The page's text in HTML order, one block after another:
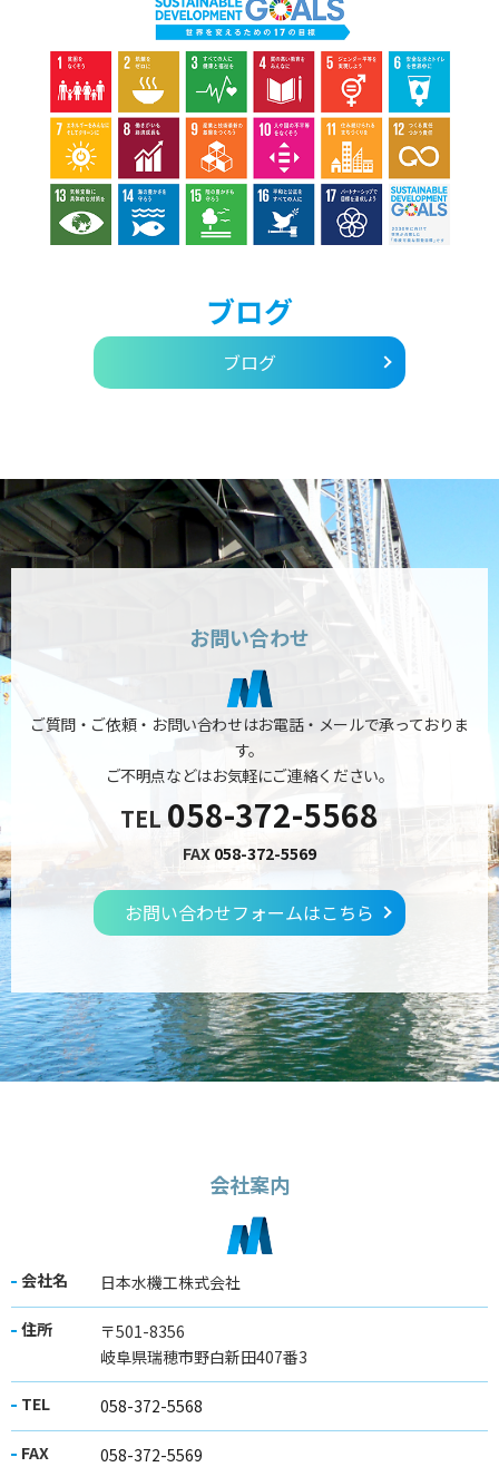
ブログ
ブログ
お問い合わせ
ご質問・ご依頼・お問い合わせはお電話・メールで承っておりま
す。
ご不明点などはお気軽にご連絡ください。
TEL 058-372-5568
FAX 058-372-5569
お問い合わせフォームはこちら
会社案内
会社名 日本水機工株式会社
住所
〒501-8356
岐阜県瑞穂市野白新田407番3
TEL 058-372-5568
FAX 058-372-5569